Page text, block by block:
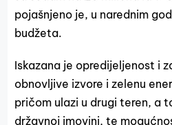
pojašnjeno je, u narednim
budžeta.
Iskazana je opredijeljenost i
obnovljive izvore i zelenu
pričom ulazi u drugi teren, a
državnoj imovini, te